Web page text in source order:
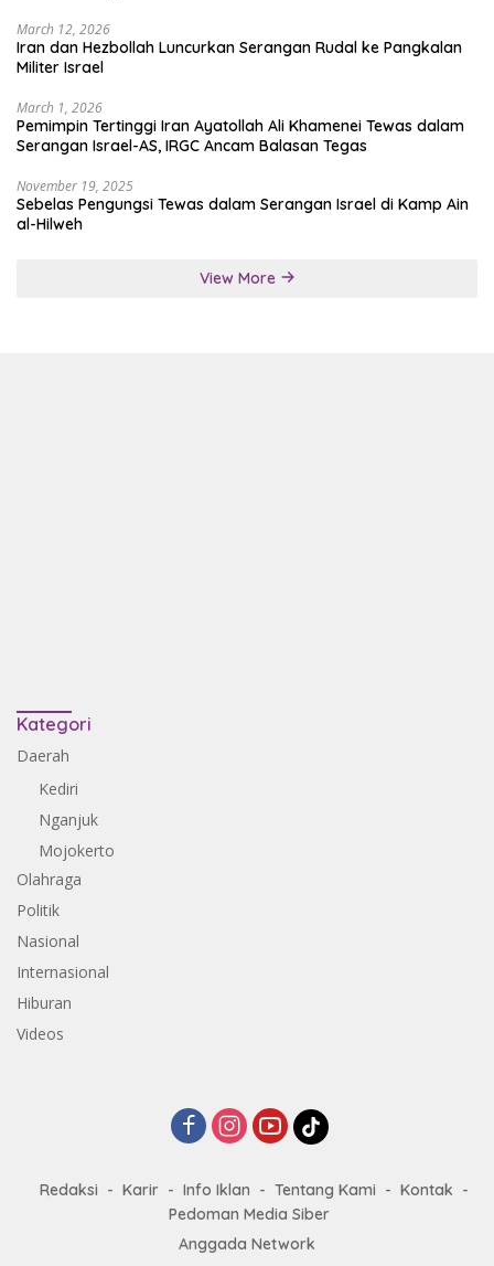
March 12, 2026
Iran dan Hezbollah Luncurkan Serangan Rudal ke Pangkalan
Militer Israel
March 1, 2026
Pemimpin Tertinggi Iran Ayatollah Ali Khamenei Tewas dalam
Serangan Israel-AS, IRGC Ancam Balasan Tegas
November 19, 2025
Sebelas Pengungsi Tewas dalam Serangan Israel di Kamp Ain
al-Hilweh
View More
Kategori
Daerah
Kediri
Nganjuk
Mojokerto
Olahraga
Politik
Nasional
Internasional
Hiburan
Videos
Redaksi Karir Info Iklan Tentang Kami
Kontak
Pedoman Media Siber
Anggada Network